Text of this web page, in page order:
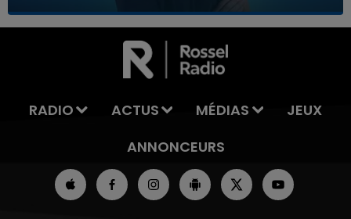
LA TEAM DU WEEK-END
RADIO ACTUS MÉDIAS
JEUX
ANNONCEURS